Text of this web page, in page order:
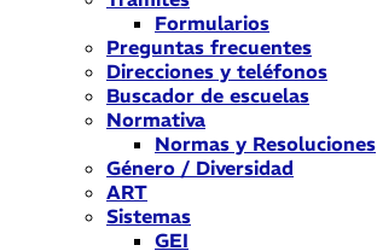
Formularios
Preguntas frecuentes
Direcciones y teléfonos
Buscador de escuelas
Normativa
Normas y Resoluciones
Género / Diversidad
ART
Sistemas
GEI